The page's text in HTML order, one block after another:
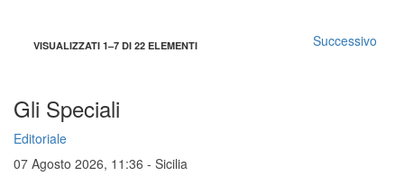
VISUALIZZATI 1–7 DI 22 ELEMENTI Successivo
Gli Speciali
Editoriale
07 Agosto 2026, 11:36 - Sicilia